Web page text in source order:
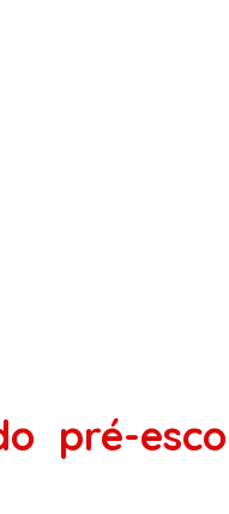
pré-